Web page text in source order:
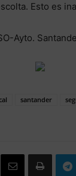
Esto es
Ayto.
santander